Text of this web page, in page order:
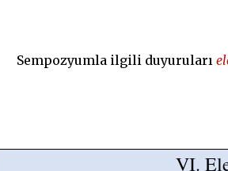
Sempozyumla ilgili duyuruları
VI.